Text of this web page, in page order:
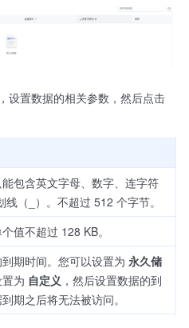
设置数据的相关参数，然后点击
包含英文字母、数字、连字符
线（_）。不超过 512 个字节。
值不超过 128 KB。
期时间。您可以设置为 永久储
置为 自定义 ，然后设置数据的到
期之后将无法被访问。